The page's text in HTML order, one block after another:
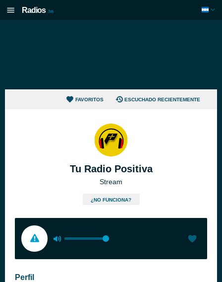
Radios .hn
FAVORITOS ESCUCHADO RECIENTEMENTE
Tu Radio Positiva
Stream
¿NO FUNCIONA?
Perfil